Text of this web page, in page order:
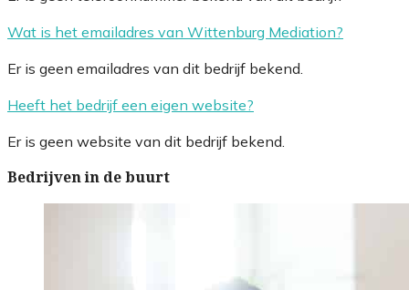
Wat is het emailadres van Wittenburg Mediation?
Er is geen emailadres van dit bedrijf bekend.
Heeft het bedrijf een eigen website?
Er is geen website van dit bedrijf bekend.
Bedrijven in de buurt